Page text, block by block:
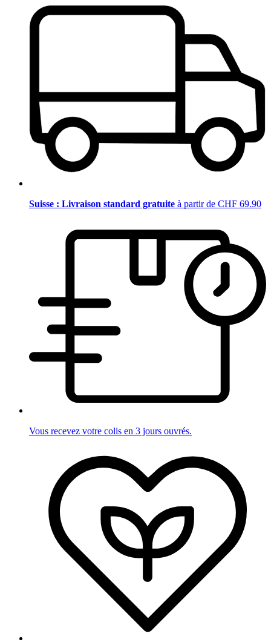
Suisse : Livraison standard gratuite à partir de CHF 69.90
Vous recevez votre colis en 3 jours ouvrés.